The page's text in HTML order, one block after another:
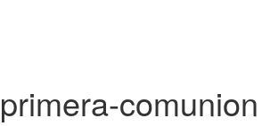
primera-comunion